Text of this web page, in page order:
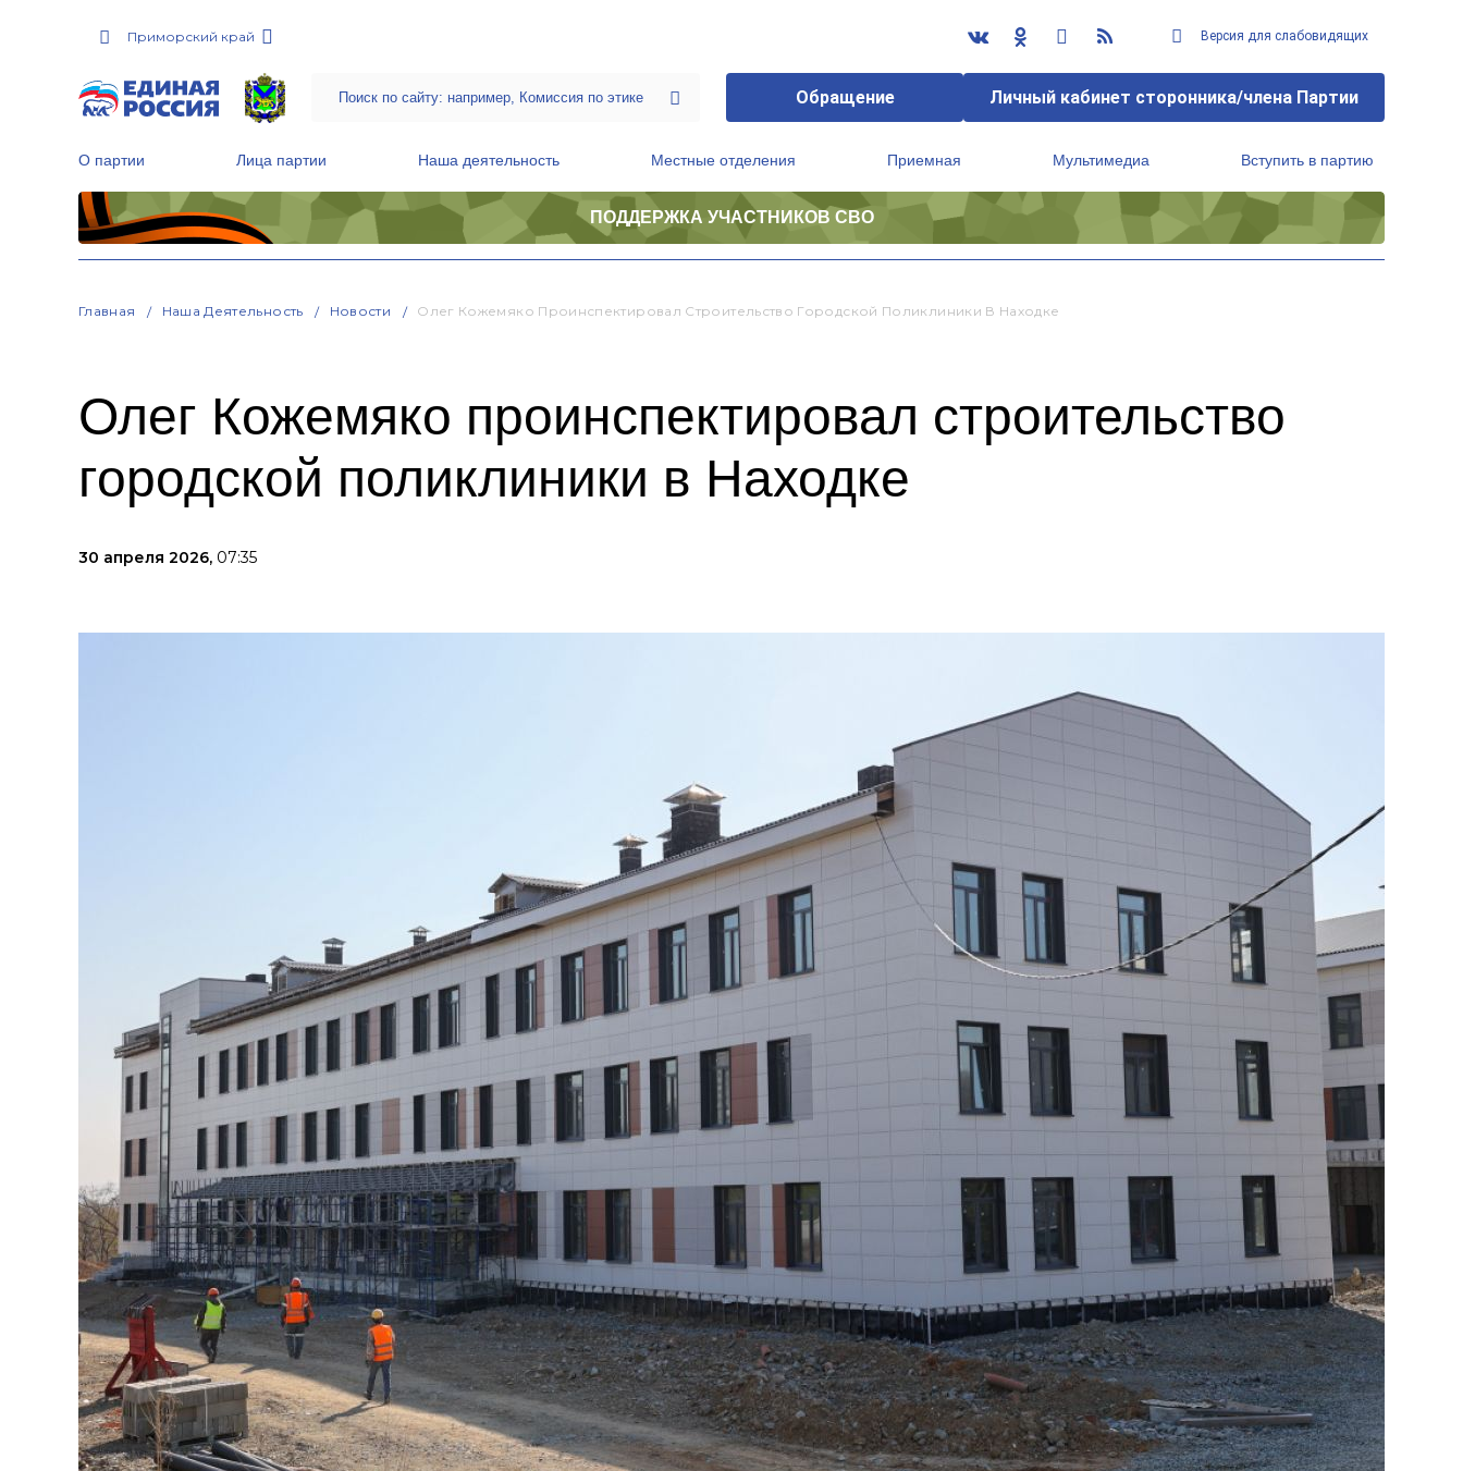
Приморский край Версия для слабовидящих
Обращение Личный кабинет сторонника/члена Партии
О партии Лица партии Наша деятельность Местные отделения Приемная Мультимедиа Вступить в партию
ПОДДЕРЖКА УЧАСТНИКОВ СВО
Главная Наша Деятельность Новости Олег Кожемяко Проинспектировал Строительство Городской Поликлиники В Находке
Олег Кожемяко проинспектировал строительство
городской поликлиники в Находке
30 апреля 2026, 07:35